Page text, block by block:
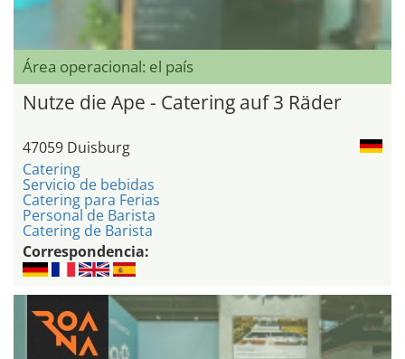
Área operacional: el país
Nutze die Ape - Catering auf 3 Räder
47059 Duisburg
Catering
Servicio de bebidas
Catering para Ferias
Personal de Barista
Catering de Barista
Correspondencia: